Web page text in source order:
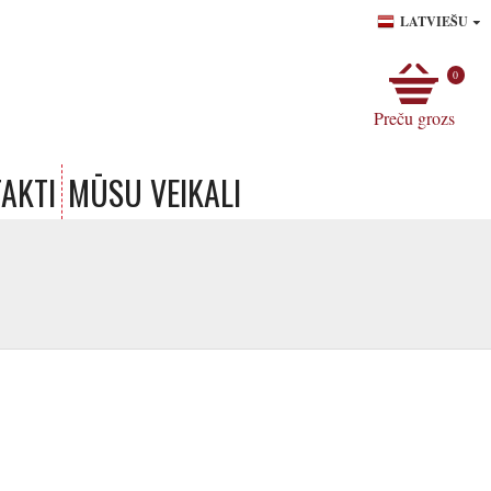
LATVIEŠU
Preču grozs
0
MŪSU VEIKALI